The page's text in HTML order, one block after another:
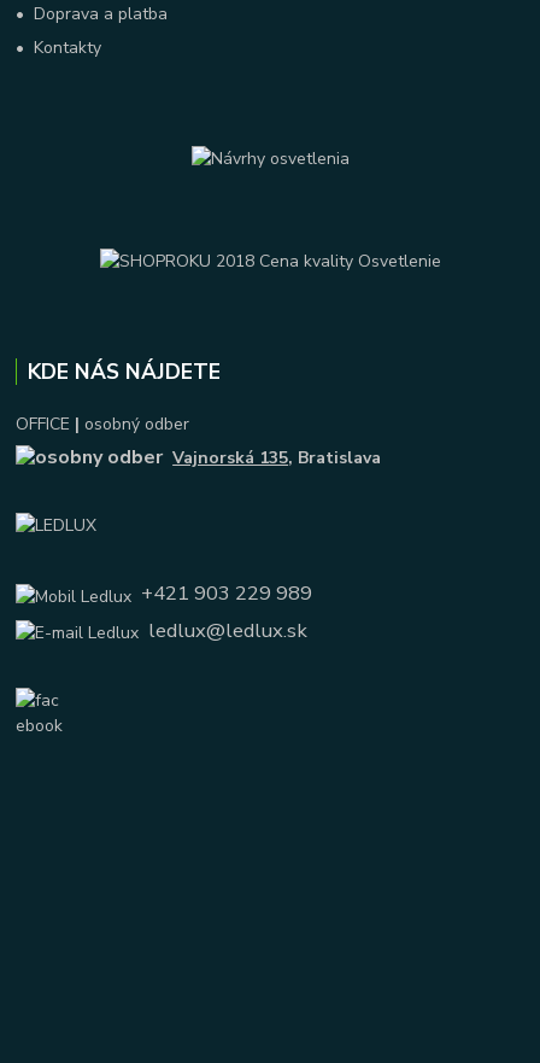
•Doprava a platba
•Kontakty
KDE NÁS NÁJDETE
OFFICE | osobný odber
Vajnorská 135, Bratislava
+421 903 229 989
ledlux@ledlux.sk